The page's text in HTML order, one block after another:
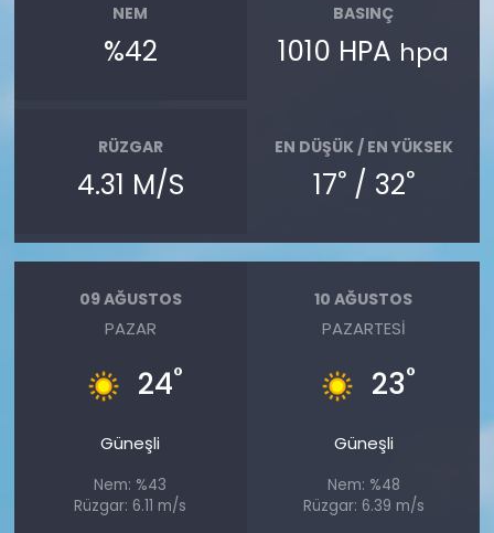
NEM
%42
BASINÇ
1010 HPA hpa
RÜZGAR
4.31 M/S
EN DÜŞÜK / EN YÜKSEK
17°/ 32°
09 AĞUSTOS
PAZAR
24°
Güneşli
Nem: %43
Rüzgar: 6.11 m/s
10 AĞUSTOS
PAZARTESI
23°
Güneşli
Nem: %48
Rüzgar: 6.39 m/s